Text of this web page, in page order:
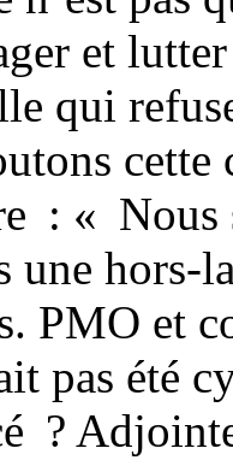
et
qui
: « Nous
une
PMO et
pas été
?